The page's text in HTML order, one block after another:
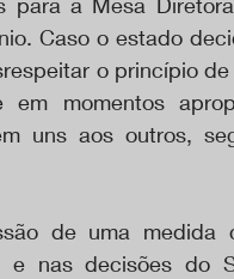
Caso o estado
o princípio
momentos
uns aos outros,
de uma medida
e nas decisões do